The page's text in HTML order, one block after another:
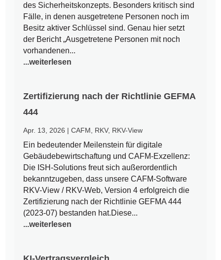
des Sicherheitskonzepts. Besonders kritisch sind
Fälle, in denen ausgetretene Personen noch im
Besitz aktiver Schlüssel sind. Genau hier setzt
der Bericht „Ausgetretene Personen mit noch
vorhandenen...
...weiterlesen
Zertifizierung nach der Richtlinie GEFMA
444
Apr. 13, 2026 |CAFM RKV, RKV-View
Ein bedeutender Meilenstein für digitale
Gebäudebewirtschaftung und CAFM-Exzellenz:
Die ISH-Solutions freut sich außerordentlich
bekanntzugeben, dass unsere CAFM-Software
RKV-View / RKV-Web, Version 4 erfolgreich die
Zertifizierung nach der Richtlinie GEFMA 444
(2023-07) bestanden hat.Diese...
...weiterlesen